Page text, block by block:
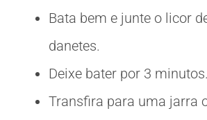
Bata bem e junte o licor
danetes.
Deixe bater por 3 minutos.
Transfira para uma jarra